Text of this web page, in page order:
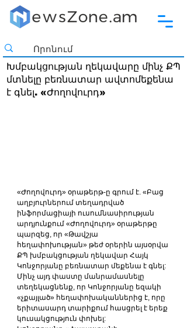
Խմբակցության ղեկավարը մինչ ՔՊ
մտնելը բեռնատար ավտոմեքենա
է գնել. «Ժողովուրդ»
«Ժողովուրդ» օրաթերթ-ը գրում է. «Բաց
աղբյուրներում տեղադրված
ինֆորմացիայի ուսումնասիրության
արդյունքում «Ժողովուրդ» օրաթերթը
պարզեց, որ «Թավշյա
հեղափոխության» թեժ օրերին այսօրվա
ՔՊ խմբակցության ղեկավար Հայկ
Կոնջորյանը բեռնատար մեքենա է գնել:
Մինչ այդ փաստը մանրամասնելը
տեղեկացնենք, որ Կոնջորյանը եզակի
«չքայլած» հեղափոխականներից է, որը
երիտասարդ տարիքում հասցրել է երեք
կուսակցություն փոխել: